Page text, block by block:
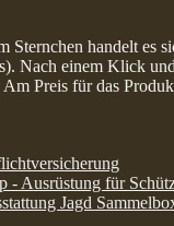
Sternchen handelt es
Nach einem Klick
Preis für das